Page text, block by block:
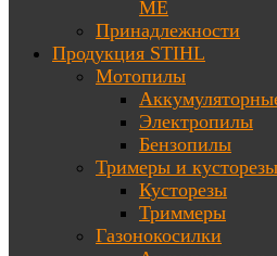
ME
Принадлежности
Продукция STIHL
Мотопилы
Электропилы
Бензопилы
Тримеры и кусторезы
Кусторезы
Триммеры
Газонокосилки